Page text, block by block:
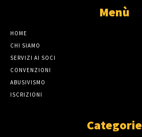
Menù
HOME
CHI SIAMO
SERVIZI AI SOCI
CONVENZIONI
ABUSIVISMO
ISCRIZIONI
Categorie